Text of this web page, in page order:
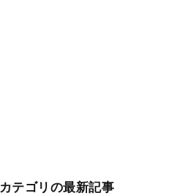
カテゴリの最新記事